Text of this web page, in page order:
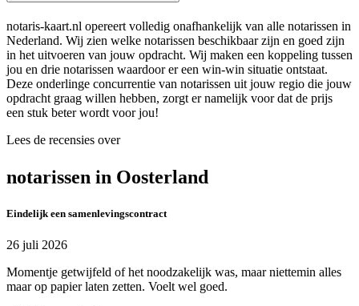
notaris-kaart.nl opereert volledig onafhankelijk van alle notarissen in
Nederland. Wij zien welke notarissen beschikbaar zijn en goed zijn
in het uitvoeren van jouw opdracht. Wij maken een koppeling tussen
jou en drie notarissen waardoor er een win-win situatie ontstaat.
Deze onderlinge concurrentie van notarissen uit jouw regio die jouw
opdracht graag willen hebben, zorgt er namelijk voor dat de prijs
een stuk beter wordt voor jou!
Lees de recensies over
notarissen in Oosterland
Eindelijk een samenlevingscontract
26 juli 2026
Momentje getwijfeld of het noodzakelijk was, maar niettemin alles
maar op papier laten zetten. Voelt wel goed.